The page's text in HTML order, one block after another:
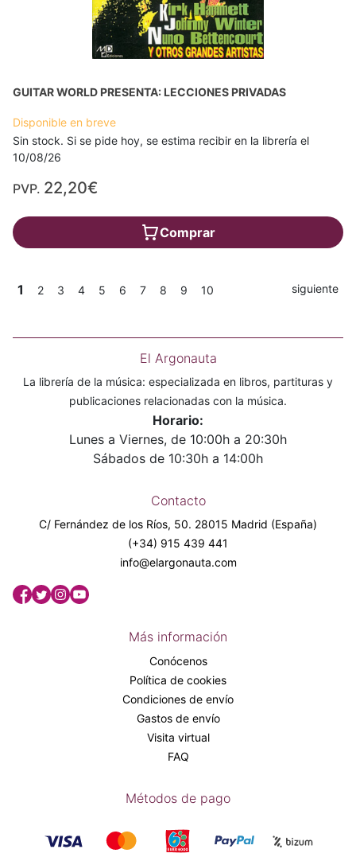
GUITAR WORLD PRESENTA: LECCIONES PRIVADAS
Disponible en breve
Sin stock. Si se pide hoy, se estima recibir en la librería el
10/08/26
PVP. 22,20€
Comprar
1 2 3 4 5 6 7 8 9 10 siguiente
El Argonauta
La librería de la música: especializada en libros, partituras y
publicaciones relacionadas con la música.
Horario:
Lunes a Viernes, de 10:00h a 20:30h
Sábados de 10:30h a 14:00h
Contacto
C/ Fernández de los Ríos, 50. 28015 Madrid (España)
(+34) 915 439 441
info@elargonauta.com
Más información
Conócenos
Política de cookies
Condiciones de envío
Gastos de envío
Visita virtual
FAQ
Métodos de pago